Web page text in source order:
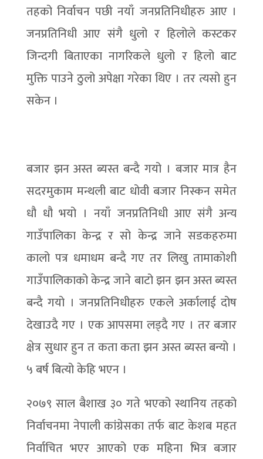
तहको निर्वाचन पछी नयाँ जनप्रतिनिधीहरु आए ।
जनप्रतिनिधी आए संगै धुलो र हिलोले कस्टकर
जिन्दगी बिताएका नागरिकले धुलो र हिलो बाट
मुक्ति पाउने ठुलो अपेक्षा गरेका थिए । तर त्यसो हुन
सकेन ।
बजार झन अस्त ब्यस्त बन्दै गयो । बजार मात्र हैन
सदरमुकाम मन्थली बाट धोवी बजार निस्कन समेत
धौ धौ भयो । नयाँ जनप्रतिनिधी आए संगै अन्य
गाउँपालिका केन्द्र र सो केन्द्र जाने सडकहरुमा
कालो पत्र धमाधम बन्दै गए तर लिखु तामाकोशी
गाउँपालिकाको केन्द्र जाने बाटो झन झन अस्त ब्यस्त
बन्दै गयो । जनप्रतिनिधीहरु एकले अर्कालाई दोष
देखाउदै गए । एक आपसमा लड्दै गए । तर बजार
क्षेत्र सुधार हुन त कता कता झन अस्त ब्यस्त बन्यो ।
५ बर्ष बित्यो केहि भएन ।
२०७९ साल बैशाख ३० गते भएको स्थानिय तहको
निर्वाचनमा नेपाली कांग्रेसका तर्फ बाट केशब महत
निर्वाचित भएर आएको एक महिना भित्र बजार